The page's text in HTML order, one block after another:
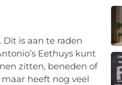
is aan te raden
Eethuys kunt
zitten, beneden of
heeft nog veel